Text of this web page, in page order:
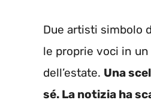
Due artisti simbolo
le proprie voci in
dell’estate. Una
sé. La notizia ha